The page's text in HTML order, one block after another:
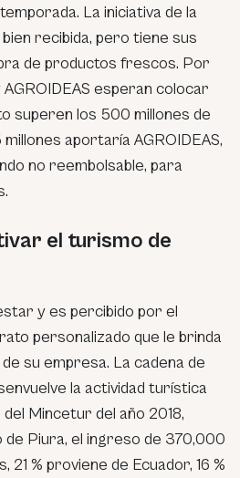
La iniciativa de la
recibida, pero tiene sus
de productos frescos. Por
esperan colocar
superen los 500 millones de
aportaría AGROIDEAS,
no reembolsable, para
el turismo de
y es percibido por el
personalizado que le brinda
su empresa. La cadena de
la actividad turística
Mincetur del año 2018,
Piura, el ingreso de 370,000
21 % proviene de Ecuador, 16 %